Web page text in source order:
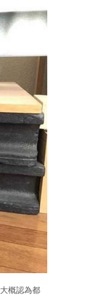
概認為都